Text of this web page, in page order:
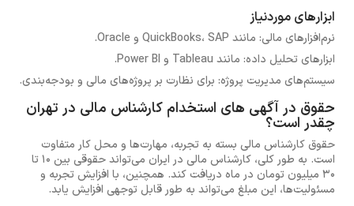
ابزارهای موردنیاز
نرم‌افزارهای مالی: مانند QuickBooks، SAP و Oracle.
ابزارهای تحلیل داده: مانند Tableau و Power BI.
سیستم‌های مدیریت پروژه: برای نظارت بر پروژه‌های مالی و بودجه‌بندی.
حقوق در آگهی های استخدام کارشناس مالی در تهران
چقدر است؟
حقوق کارشناس مالی بسته به تجربه، مهارت‌ها و محل کار متفاوت
است. به طور کلی، کارشناس مالی در ایران می‌تواند حقوقی بین 10 تا
30 میلیون تومان در ماه دریافت کند. همچنین، با افزایش تجربه و
مسئولیت‌ها، این مبلغ می‌تواند به طور قابل توجهی افزایش یابد.